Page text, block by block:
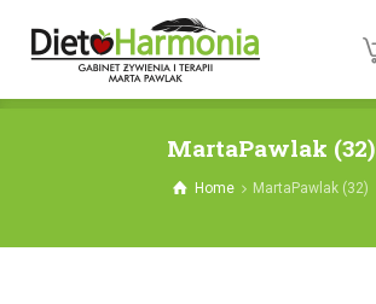
MartaPawlak (32)
Home MartaPawlak (32)